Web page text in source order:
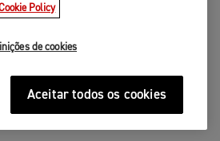
Policy
de cookies
Aceitar todos os cookies